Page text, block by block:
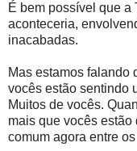
É bem possível que a
aconteceria,
inacabadas.
Mas estamos falando
vocês estão sentindo
Muitos de vocês.
mais que vocês
comum agora entre